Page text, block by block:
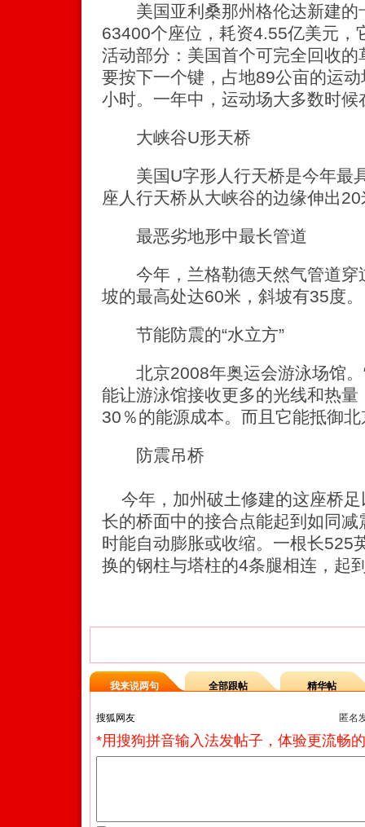
美国亚利桑那州格伦达新建的
63400个座位，耗资4.55亿美元，
活动部分：美国首个可完全回收
要按下一个键，占地89公亩的运
小时。一年中，运动场大多数时候
大峡谷U形天桥
美国U字形人行天桥是今年最
座人行天桥从大峡谷的边缘伸出
最恶劣地形中最长管道
今年，兰格勒德天然气管道穿
坡的最高处达60米，斜坡有35度。
节能防震的“水立方”
北京2008年奥运会游泳场馆。
能让游泳馆接收更多的光线和热
30％的能源成本。而且它能抵御
防震吊桥
今年，加州破土修建的这座桥
长的桥面中的接合点能起到如同
时能自动膨胀或收缩。一根长525
换的钢柱与塔柱的4条腿相连，起
我来说两句 全部跟帖 精华帖
匿名
*用搜狗拼音输入法发帖子，体验更流畅